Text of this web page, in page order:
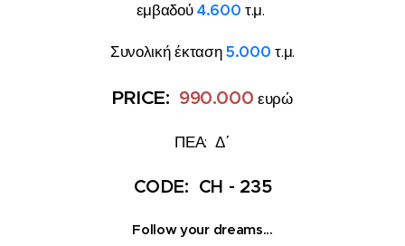
εμβαδού4.600 τ.μ.
Συνολική έκταση5.000τ.μ.
PRICE: 990.000 ευρώ
ΠΕΑ: Δ΄
CODE: CH - 235
Follow your dreams...